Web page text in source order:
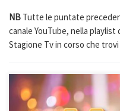
NB Tutte le puntate
canale YouTube, nella playlist
Stagione Tv in corso che trovi